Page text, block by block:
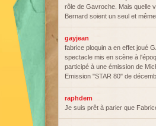
rôle de Gavroche. Mais quelle
Bernard soient un seul et
gayjean
fabrice ploquin a en effet joué
spectacle mis en scène à
participé à une émission de
Emission "STAR 80" de
raphdem
Je suis prêt à parier que